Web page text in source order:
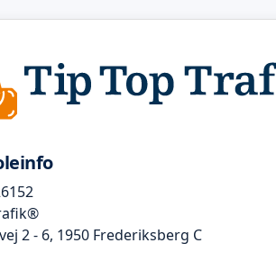
2 - 6, 1950 Frederiksberg C